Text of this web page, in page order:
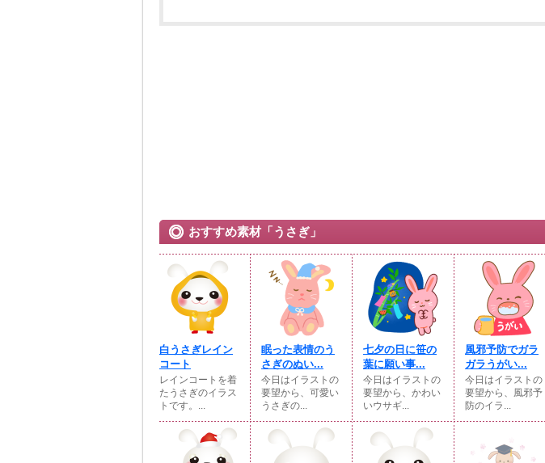
おすすめ素材「うさぎ」
白うさぎレイン
コート
レインコートを着
たうさぎのイラス
トです。...
眠った表情のう
さぎのぬい...
今日はイラストの
要望から、可愛い
うさぎの...
七夕の日に笹の
葉に願い事...
今日はイラストの
要望から、かわい
いウサギ...
風邪予防でガラ
ガラうがい...
今日はイラストの
要望から、風邪予
防のイラ...